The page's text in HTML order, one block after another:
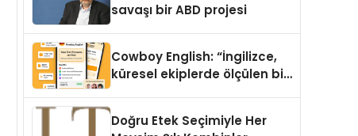
savaşı bir ABD projesi
Cowboy English: “İngilizce,
küresel ekiplerde ölçülen bir
Doğru Etek Seçimiyle Her